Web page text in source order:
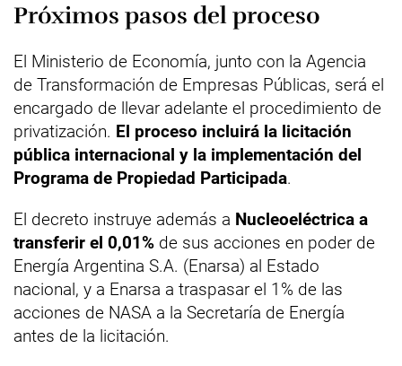
Próximos pasos del proceso
El Ministerio de Economía, junto con la Agencia
de Transformación de Empresas Públicas, será el
encargado de llevar adelante el procedimiento de
privatización. El proceso incluirá la licitación
pública internacional y la implementación del
Programa de Propiedad Participada.
El decreto instruye además a Nucleoeléctrica a
transferir el 0,01% de sus acciones en poder de
Energía Argentina S.A. (Enarsa) al Estado
nacional, y a Enarsa a traspasar el 1% de las
acciones de NASA a la Secretaría de Energía
antes de la licitación.